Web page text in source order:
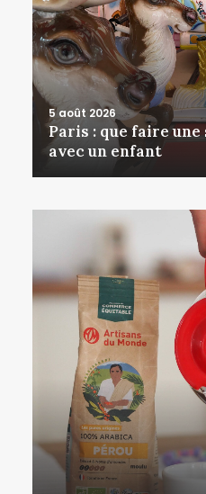
5 août 2026
Paris : que faire une
avec un enfant